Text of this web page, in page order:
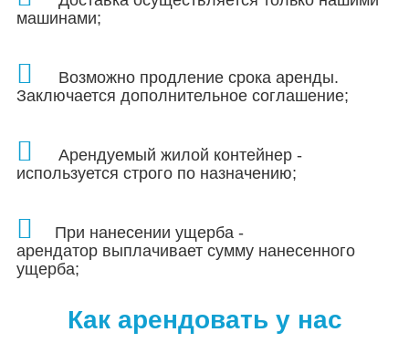
машинами;
Возможно продление срока аренды.
Заключается дополнительное соглашение;
Арендуемый жилой контейнер -
используется строго по назначению;
При нанесении ущерба -
арендатор выплачивает сумму нанесенного
ущерба;
Как арендовать у нас